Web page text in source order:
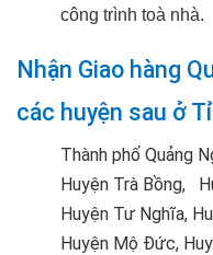
công trình toà nhà.
Nhận Giao hàng
các huyện sau ở
Thành phố Quảng
Huyện Trà Bồng,
Huyện Tư Nghĩa,
Huyện Mộ Đức,